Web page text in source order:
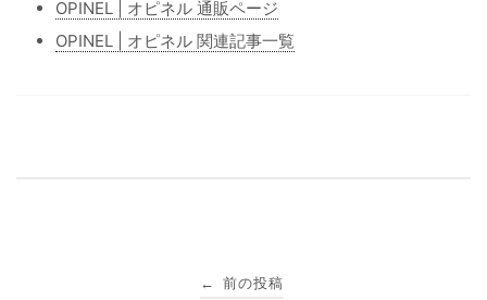
OPINEL | オピネル 通販ページ
OPINEL | オピネル 関連記事一覧
← 前の投稿